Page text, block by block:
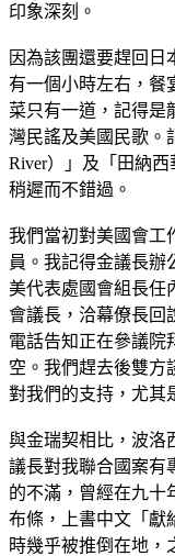
印象深刻。
因為該團還要趕回日
有一個小時左右，餐
菜只有一道，記得是
灣民謠及美國民歌。
River）」及「田納
稍遲而不錯過。
我們當初對美國會工
員。我記得金議長辦
美代表處國會組長任
會議長，洽幕僚長回
電話告知正在參議院
空。我們趕去後雙方
對我們的支持，尤其
與金瑞契相比，波洛
議長對我聯合國案有
的不滿，曾經在九十
布條，上書中文「獻
時幾乎被推倒在地，